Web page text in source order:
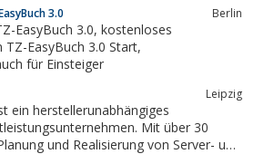
3.0 Berlin
3.0, kostenloses
EasyBuch 3.0 Start,
für Einsteiger
Leipzig
ein herstellerunabhängiges
Mit über 30
und Realisierung von Server- und